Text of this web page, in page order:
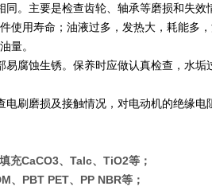
同。主要是检查齿轮、轴承等磨损和失
使用寿命；油液过多，发热大，耗能多
量。
易腐蚀生锈。保养时应做认真检查，水
电刷磨损及接触情况，对电动机的绝缘
充CaCO3、Talc、TiO2等；
、PBT PET、PP NBR等；